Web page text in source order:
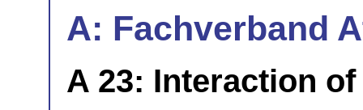
A: Fachverband
A 23: Interaction